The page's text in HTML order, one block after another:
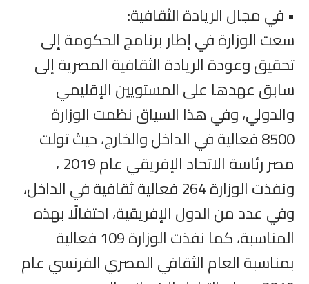
• في مجال الريادة الثقافية:
سعت الوزارة في إطار برنامج الحكومة إلى
تحقيق وعودة الريادة الثقافية المصرية إلى
سابق عهدها على المستويين الإقليمي
والدولي، وفي هذا السياق نظمت الوزارة
8500 فعالية في الداخل والخارج، حيث تولت
مصر رئاسة الاتحاد الإفريقي عام 2019 ،
ونفذت الوزارة 264 فعالية ثقافية في الداخل،
وفي عدد من الدول الإفريقية، احتفالًا بهذه
المناسبة، كما نفذت الوزارة 109 فعالية
بمناسبة العام الثقافي المصري الفرنسي عام